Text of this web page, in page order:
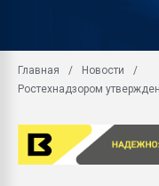
Главная
Новости
Ростехнадзором